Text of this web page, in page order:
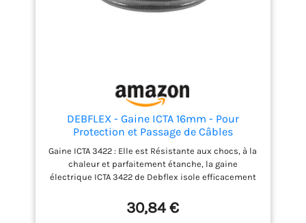
DEBFLEX - Gaine ICTA 16mm - Pour
Protection et Passage de Câbles
Electriques - Pose Apparente ou Encastrée
dans les Cloisons - Gris - 25 mètres
Gaine ICTA 3422 : Elle est Résistante aux chocs, à la
chaleur et parfaitement étanche, la gaine
électrique ICTA 3422 de Debflex isole efficacement
câbles et les fils sont les composants de base de la
boîte à outils d'un électricien. Ils sont utilisés pour
30,84 €